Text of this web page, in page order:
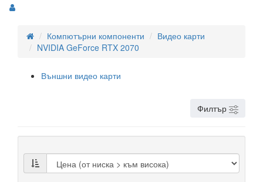
Компютърни компоненти
Видео карти
NVIDIA GeForce RTX 2070
Външни видео карти
Филтър